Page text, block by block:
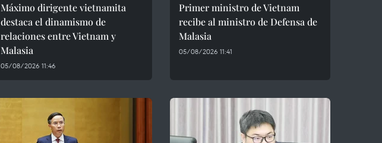
Máximo dirigente vietnamita
destaca el dinamismo de
relaciones entre Vietnam y
Malasia
05/08/2026 11:46
Primer ministro de Vietnam
recibe al ministro de Defensa de
Malasia
05/08/2026 11:41